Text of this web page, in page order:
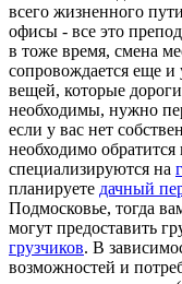
всего жизненного
офисы - все это
в тоже время, смена
сопровождается еще
вещей, которые
необходимы, нужно
если у вас нет
необходимо
специализируются на
планируете дачный
Подмосковье, тогда
могут предоставить
грузчиков. В
возможностей и